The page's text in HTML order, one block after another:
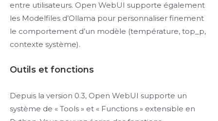
entre utilisateurs. Open WebUI supporte également
les Modelfiles d’Ollama pour personnaliser finement
le comportement d’un modèle (température, top_p,
contexte système).
Outils et fonctions
Depuis la version 0.3, Open WebUI supporte un
système de « Tools » et « Functions » extensible en